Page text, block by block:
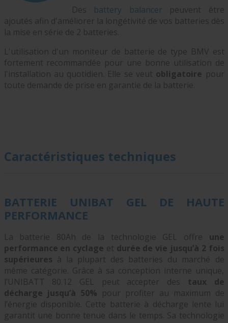
Des battery balancer peuvent être
ajoutés afin d'améliorer la longétivité de vos batteries dès
la mise en série de 2 batteries.
L'utilisation d'un moniteur de batterie de type BMV est
fortement recommandée pour une bonne utilisation de
l'installation au quotidien. Elle se veut obligatoire pour
toute demande de prise en garantie de la batterie.
Caractéristiques techniques
BATTERIE UNIBAT GEL DE HAUTE
PERFORMANCE
La batterie 80Ah de la technologie GEL offre une
performance en cyclage et durée de vie jusqu’à 2 fois
supérieures à la plupart des batteries du marché de
même catégorie. Grâce à sa conception interne unique,
l’UNIBATT 80.12 GEL peut accepter des taux de
décharge jusqu’à 50% pour profiter au maximum de
l’énergie disponible. Cette batterie à décharge lente lui
garantit une bonne tenue dans le temps. Sa technologie